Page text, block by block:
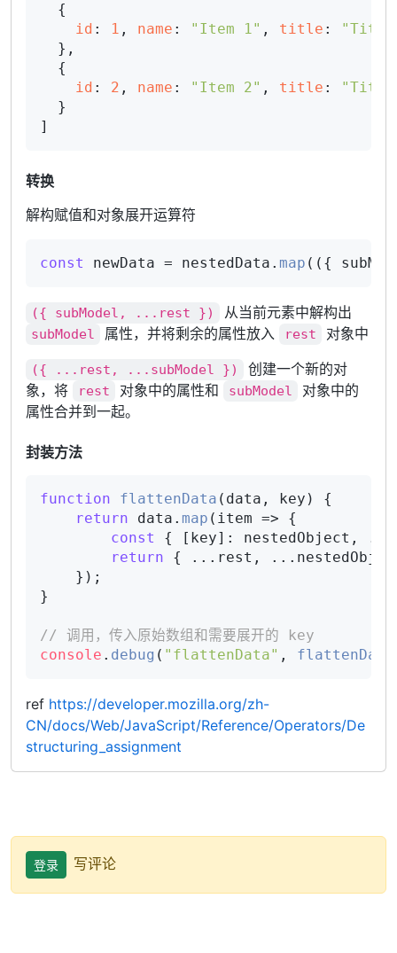
  {
id : 1 , name : "Item 1" , title :
  },
  {
id : 2 , name : "Item 2" , title :
  }
转换
解构赋值和对象展开运算符
const newData = nestedData. map ( ( {
({ subModel, ...rest }) 从当前元素中解构出
subModel 属性，并将剩余的属性放入 rest 对象中
({ ...rest, ...subModel })
创建一个新的对
象，将
rest 对象中的属性和 subModel
对象中的
属性合并到一起。
封装方法
function flattenData ( data, key ) {
return data. map ( item => {
const
{ [key]: nestedObject,
return { ...rest,
    });
}
// 调用，传入原始数组和需要展开的 key
console . debug ( "flattenData" , flattenData
ref https://developer.mozilla.org/zh-
CN/docs/Web/JavaScript/Reference/Operators/De
structuring_assignment
登录 写评论